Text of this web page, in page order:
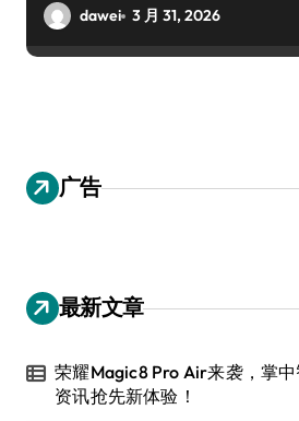
dawei 3 月 31, 2026
广告
最新文章
荣耀Magic8 Pro Air来袭，掌
资讯抢先新体验！